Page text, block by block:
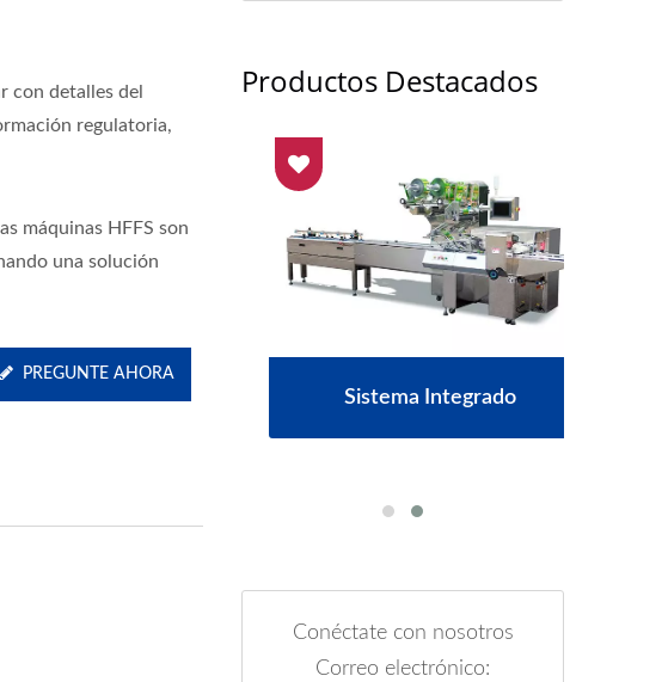
con detalles del
regulatoria,
máquinas HFFS son
una solución
PREGUNTE AHORA
Productos Destacados
De Movimiento
Sistema Integrado
Conéctate con nosotros
Correo electrónico: